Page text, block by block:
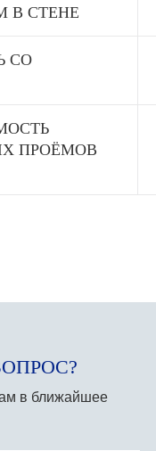
В СТЕНЕ
СО
ПРОЁМОВ
в ближайшее